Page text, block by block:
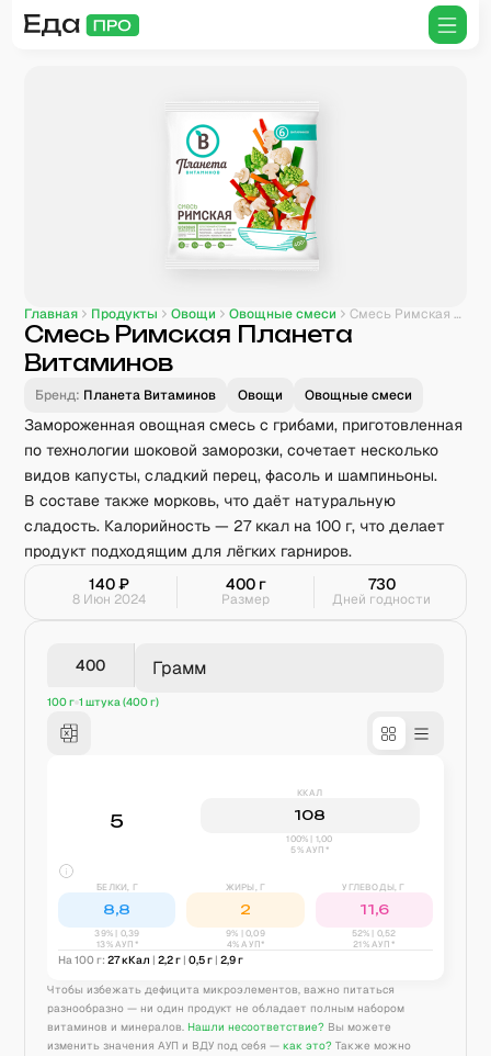
Главная Продукты Овощи Овощные смеси Смесь Римская Планета Витаминов
Смесь Римская Планета
Витаминов
Бренд: Планета Витаминов Овощи Овощные смеси
Замороженная овощная смесь с грибами, приготовленная
по технологии шоковой заморозки, сочетает несколько
видов капусты, сладкий перец, фасоль и шампиньоны.
В составе также морковь, что даёт натуральную
сладость. Калорийность — 27 ккал на 100 г, что делает
продукт подходящим для лёгких гарниров.
140₽
8 Июн 2024
400г
Размер
730
Дней годности
Грамм
100 г 1 штука (400 г)
5
ККАЛ
108
100% | 1,00
5% АУП*
БЕЛКИ, Г
8,8
39% | 0,39
13% АУП*
ЖИРЫ, Г
2
9% |0,09
4% АУП*
УГЛЕВОДЫ, Г
11,6
52% | 0,52
21% АУП*
На 100 г: 27кКал | 2,2г | 0,5г | 2,9г
Чтобы избежать дефицита микроэлементов, важно питаться
разнообразно — ни один продукт не обладает полным набором
витаминов и минералов. Нашли несоответствие? Вы можете
изменить значения АУП и ВДУ под себя — как это? Также можно